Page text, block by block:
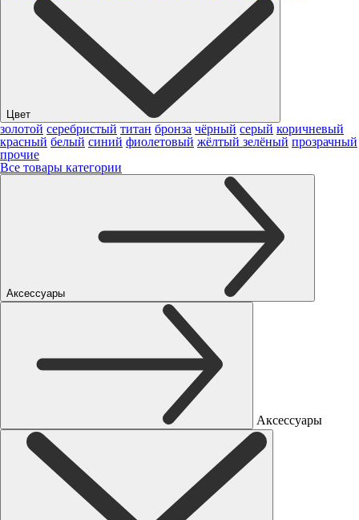
Цвет
золотой серебристый титан бронза чёрный серый коричневый
красный белый синий фиолетовый жёлтый зелёный прозрачный
прочие
Все товары категории
Аксессуары
Аксессуары